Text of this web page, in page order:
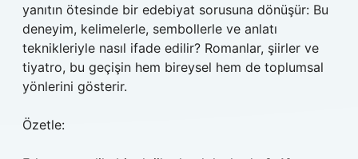
yanıtın ötesinde bir edebiyat sorusuna dönüşür: Bu
deneyim, kelimelerle, sembollerle ve anlatı
teknikleriyle nasıl ifade edilir? Romanlar, şiirler ve
tiyatro, bu geçişin hem bireysel hem de toplumsal
yönlerini gösterir.
Özetle: